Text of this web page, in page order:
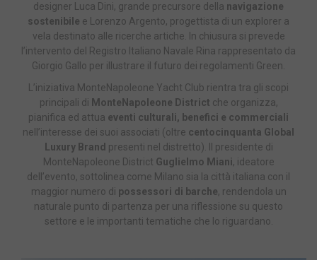
designer Luca Dini, grande precursore della navigazione
sostenibile e Lorenzo Argento, progettista di un explorer a
vela destinato alle ricerche artiche. In chiusura si prevede
l’intervento del Registro Italiano Navale Rina rappresentato da
Giorgio Gallo per illustrare il futuro dei regolamenti Green.
L’iniziativa MonteNapoleone Yacht Club rientra tra gli scopi
principali di MonteNapoleone District che organizza,
pianifica ed attua eventi culturali, benefici e commerciali
nell’interesse dei suoi associati (oltre centocinquanta Global
Luxury Brand presenti nel distretto). Il presidente di
MonteNapoleone District Guglielmo Miani, ideatore
dell’evento, sottolinea come Milano sia la città italiana con il
maggior numero di possessori di barche, rendendola un
naturale punto di partenza per una riflessione su questo
settore e le importanti tematiche che lo riguardano.